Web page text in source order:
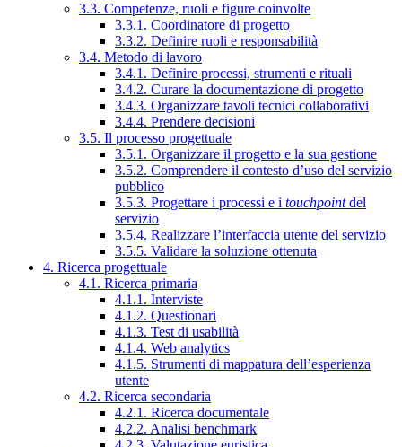
3.3. Competenze, ruoli e figure coinvolte
3.3.1. Coordinatore di progetto
3.3.2. Definire ruoli e responsabilità
3.4. Metodo di lavoro
3.4.1. Definire processi, strumenti e rituali
3.4.2. Curare la documentazione di progetto
3.4.3. Organizzare tavoli tecnici collaborativi
3.4.4. Prendere decisioni
3.5. Il processo progettuale
3.5.1. Organizzare il progetto e la sua gestione
3.5.2. Comprendere il contesto d’uso del servizio
pubblico
3.5.3. Progettare i processi e i touchpointdel
servizio
3.5.4. Realizzare l’interfaccia utente del servizio
3.5.5. Validare la soluzione ottenuta
4. Ricerca progettuale
4.1. Ricerca primaria
4.1.1. Interviste
4.1.2. Questionari
4.1.3. Test di usabilità
4.1.4. Web analytics
4.1.5. Strumenti di mappatura dell’esperienza
utente
4.2. Ricerca secondaria
4.2.1. Ricerca documentale
4.2.2. Analisi benchmark